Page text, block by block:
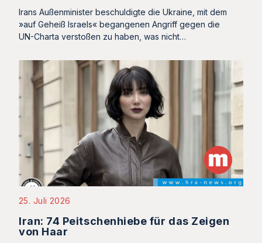
Irans Außenminister beschuldigte die Ukraine, mit dem
»auf Geheiß Israels« begangenen Angriff gegen die
UN-Charta verstoßen zu haben, was nicht…
25. Juli 2026
Iran: 74 Peitschenhiebe für das Zeigen
von Haar